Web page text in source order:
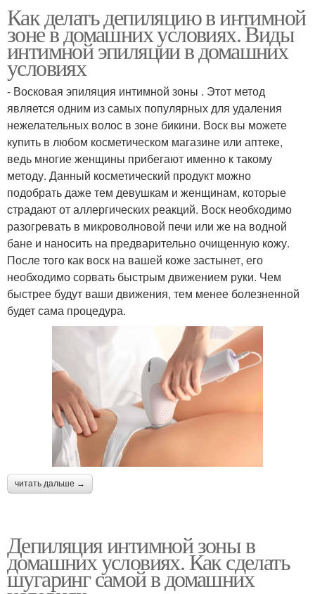
Как делать депиляцию в интимной
зоне в домашних условиях. Виды
интимной эпиляции в домашних
условиях
- Восковая эпиляция интимной зоны . Этот метод
является одним из самых популярных для удаления
нежелательных волос в зоне бикини. Воск вы можете
купить в любом косметическом магазине или аптеке,
ведь многие женщины прибегают именно к такому
методу. Данный косметический продукт можно
подобрать даже тем девушкам и женщинам, которые
страдают от аллергических реакций. Воск необходимо
разогревать в микроволновой печи или же на водной
бане и наносить на предварительно очищенную кожу.
После того как воск на вашей коже застынет, его
необходимо сорвать быстрым движением руки. Чем
быстрее будут ваши движения, тем менее болезненной
будет сама процедура.
читать дальше →
Депиляция интимной зоны в
домашних условиях. Как сделать
шугаринг самой в домашних